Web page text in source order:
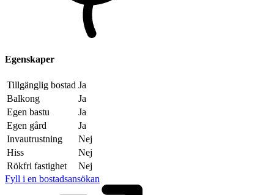
Egenskaper
Tillgänglig bostad Ja
Balkong
Ja
Egen bastu
Ja
Egen gård
Ja
Invautrustning
Nej
Hiss
Nej
Rökfri fastighet
Nej
Fyll i en bostadsansökan